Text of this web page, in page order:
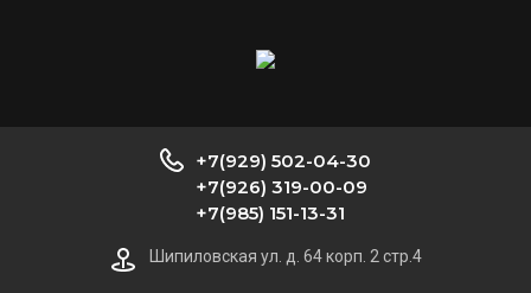
+7(929) 502-04-30
+7(926) 319-00-09
+7(985) 151-13-31
Шипиловская ул. д. 64 корп. 2 стр.4